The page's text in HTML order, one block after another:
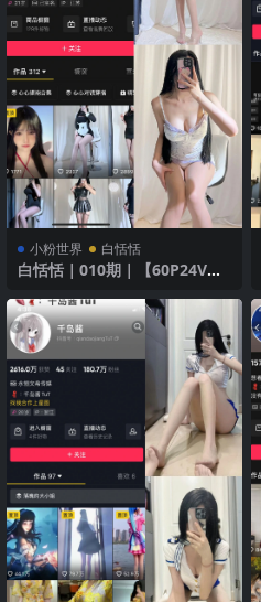
小粉世界 白恬恬
白恬恬｜010期｜【60P24V】